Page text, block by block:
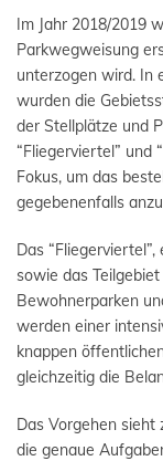
Im Jahr 2018/2019
Parkwegweisung
unterzogen wird. In
wurden die
der Stellplätze und
“Fliegerviertel” und
Fokus, um das
gegebenenfalls
Das
sowie das
Bewohnerparken
werden einer
knappen
gleichzeitig die
Das Vorgehen
die genaue